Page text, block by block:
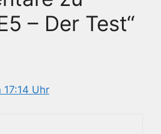
– Der Test“
Uhr